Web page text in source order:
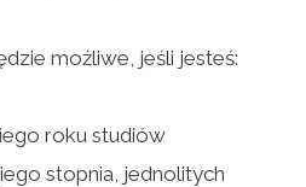
możliwe, jeśli jesteś:
roku studiów
stopnia, jednolitych